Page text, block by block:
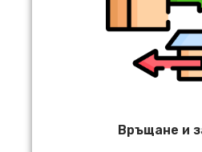
Връщане и